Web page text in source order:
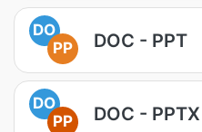
DO
PP
DOC - PPT
DO
PP
DOC - PPTX